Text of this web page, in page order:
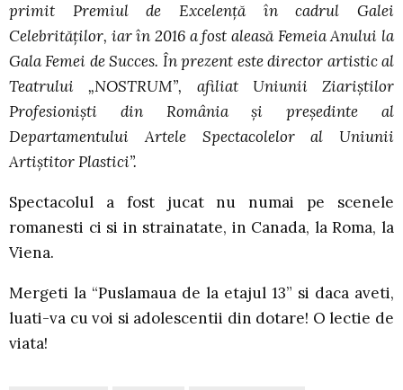
primit Premiul de Excelență în cadrul Galei
Celebrităților, iar în 2016 a fost aleasă Femeia Anului la
Gala Femei de Succes. În prezent este director artistic al
Teatrului „NOSTRUM”, afiliat Uniunii Ziariștilor
Profesioniști din România și președinte al
Departamentului Artele Spectacolelor al Uniunii
Artiștitor Plastici”.
Spectacolul a fost jucat nu numai pe scenele
romanesti ci si in strainatate, in Canada, la Roma, la
Viena.
Mergeti la “Puslamaua de la etajul 13” si daca aveti,
luati-va cu voi si adolescentii din dotare! O lectie de
viata!